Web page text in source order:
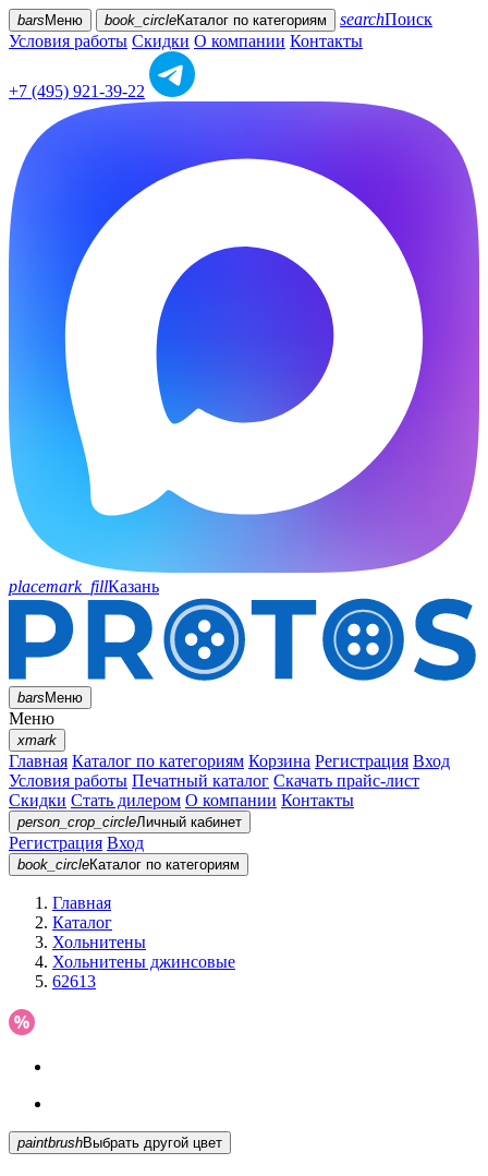
bars Меню book_circleКаталог по категориям searchПоиск
Условия работы Скидки О компании Контакты
+7 (495) 921-39-22
placemark_fillКазань
barsМеню
Меню
xmark
Главная Каталог по категориям Корзина Регистрация Вход
Условия работы Печатный каталог Скачать прайс-лист
Скидки Стать дилером О компании Контакты
person_crop_circleЛичный кабинет
Регистрация Вход
book_circleКаталог по категориям
Главная
Каталог
Хольнитены
Хольнитены джинсовые
62613
paintbrush Выбрать другой цвет